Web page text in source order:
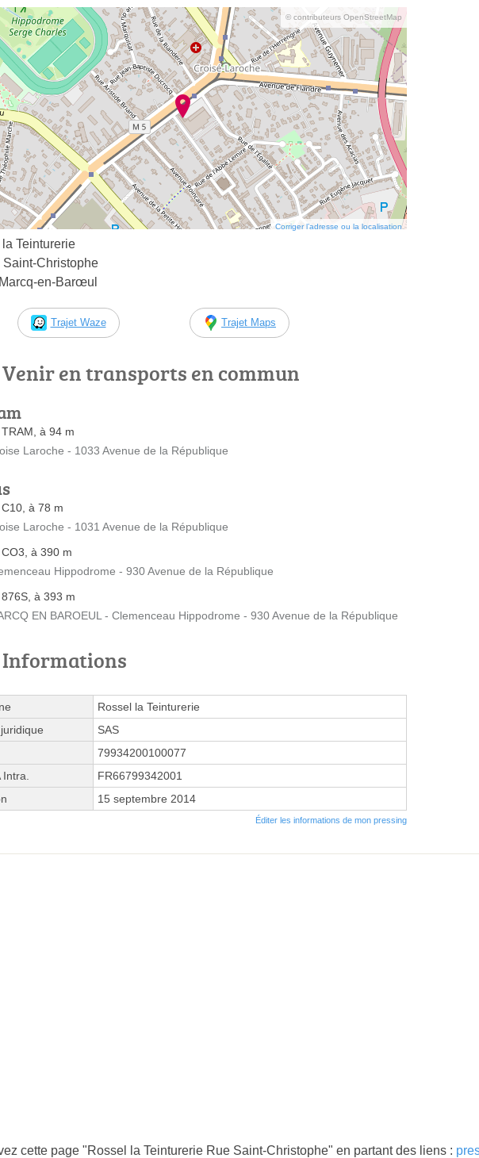
© contributeurs OpenStreetMap
Corriger l’adresse ou la localisation
Teinturerie
Saint-Christophe
en-Barœul
Trajet Waze Trajet Maps
Venir en transports en commun
à 94 m
Laroche - 1033 Avenue de la République
à 78 m
Laroche - 1031 Avenue de la République
à 390 m
Hippodrome - 930 Avenue de la République
à 393 m
EN BAROEUL - Clemenceau Hippodrome - 930 Avenue de la République
Informations
Rossel la Teinturerie
SAS
79934200100077
Intra.
FR66799342001
15 septembre 2014
Éditer les informations de mon pressing
cette page "Rossel la Teinturerie Rue Saint-Christophe" en partant des liens :